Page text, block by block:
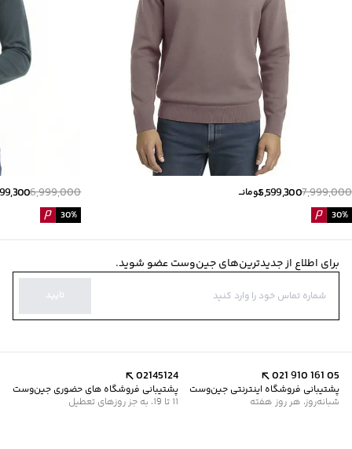
7,999,000
5,599,300تومانــ
30%
6,999,000
30%
برای اطلاع از جدیدترین‌های جین‌وست عضو شوید.
تایید
021 910 161 05
پشتیبانی فروشگاه اینترنتی جین‌وست
شبانه‌روز، هر روز هفته
02145124
پشتیبانی فروشگاه های حضوری جین‌وست
11 تا 19، به جز روزهای تعطیل